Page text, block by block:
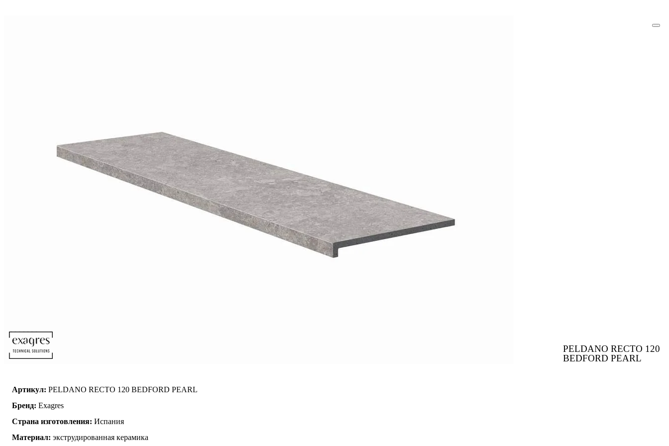
PELDANO RECTO 120
BEDFORD PEARL
Артикул: PELDANO RECTO 120 BEDFORD PEARL
Бренд: Exagres
Страна изготовления: Испания
Материал: экструдированная керамика